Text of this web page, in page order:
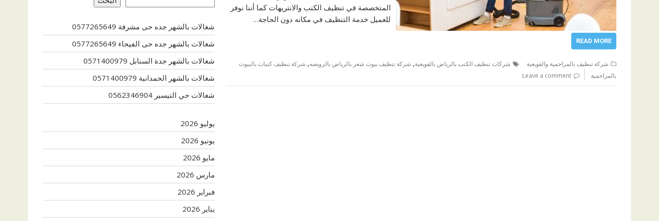
المتخصصة في تنظيف الكنب والانتريهات كما أننا نوفر
للعميل خدمة التنظيف في مكانه دون الحاجة…
READ MORE
شركة تنظيف بالمزاحمية والقويعية شركات تنظيف الكنب بالرياض بالقويعية, شركة تنظيف بيوت شعر بالرياض بالرويضه, شركة تنظيف كنبات بالبيوت
بالمزاحمية
Leave a comment
شغالات بالشهر جده حى مشرفة 0577265649
شغالات بالشهر جده حى الفيحاء 0577265649
شغالات بالشهر جدة السنابل 0571400979
شغالات بالشهر الحمدانية 0571400979
شغالات حي التيسير 0562346904
يوليو 2026
يونيو 2026
مايو 2026
مارس 2026
فبراير 2026
يناير 2026